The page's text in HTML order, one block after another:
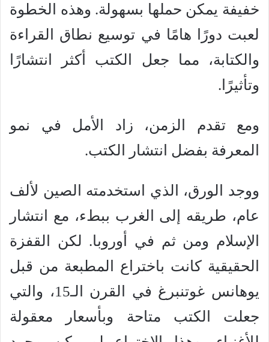
خفيفة يمكن حملها بسهولة. وهذه الخطوة
لعبت دورًا هامًا في توسيع نطاق القراءة
والكتابة، مما جعل الكتب أكثر انتشارًا
وتأثيرًا.
ومع تقدم الزمن، زاد الأمل في نمو
المعرفة بفضل انتشار الكتب.
ووجد الورق، الذي استخدمته الصين لألف
عام، طريقه إلى الغرب ببطء، مع انتشار
الإسلام ومن ثم في أوروبا. لكن القفزة
الحقيقية كانت باختراع المطبعة من قبل
يوهانس غوتنبرغ في القرن الـ15، والتي
جعلت الكتب متاحة وبأسعار معقولة